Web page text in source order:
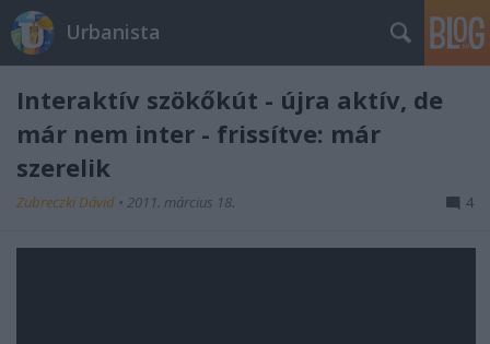
Urbanista
Interaktív szökőkút - újra aktív, de
már nem inter - frissítve: már
szerelik
Zubreczki Dávid • 2011. március 18. 4